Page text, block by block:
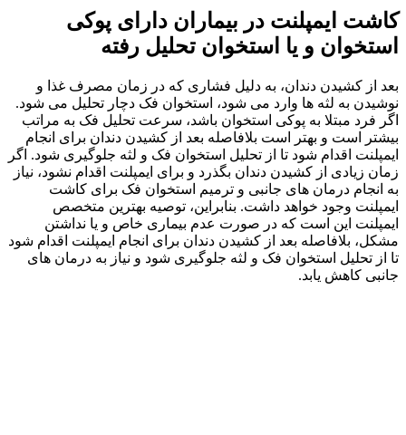
کاشت ایمپلنت در بیماران دارای پوکی
استخوان و یا استخوان تحلیل رفته
بعد از کشیدن دندان، به دلیل فشاری که در زمان مصرف غذا و
نوشیدن به لثه ها وارد می شود، استخوان فک دچار تحلیل می شود.
اگر فرد مبتلا به پوکی استخوان باشد، سرعت تحلیل فک به مراتب
بیشتر است و بهتر است بلافاصله بعد از کشیدن دندان برای انجام
ایمپلنت اقدام شود تا از تحلیل استخوان فک و لثه جلوگیری شود. اگر
زمان زیادی از کشیدن دندان بگذرد و برای ایمپلنت اقدام نشود، نیاز
به انجام درمان های جانبی و ترمیم استخوان فک برای کاشت
ایمپلنت وجود خواهد داشت. بنابراین، توصیه بهترین متخصص
ایمپلنت این است که در صورت عدم بیماری خاص و یا نداشتن
مشکل، بلافاصله بعد از کشیدن دندان برای انجام ایمپلنت اقدام شود
تا از تحلیل استخوان فک و لثه جلوگیری شود و نیاز به درمان های
جانبی کاهش یابد.